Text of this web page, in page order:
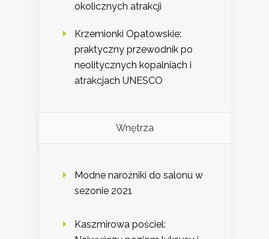
okolicznych atrakcji
Krzemionki Opatowskie:
praktyczny przewodnik po
neolitycznych kopalniach i
atrakcjach UNESCO
Wnętrza
Modne narożniki do salonu w
sezonie 2021
Kaszmirowa pościel: